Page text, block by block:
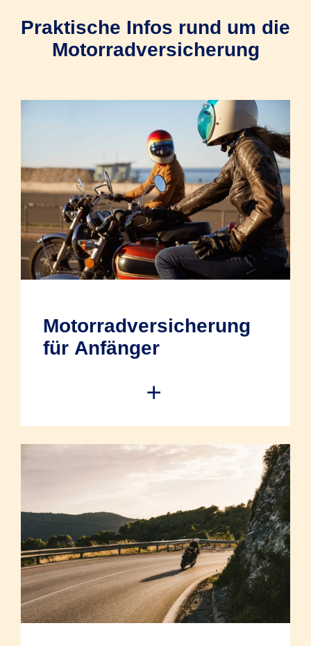
Praktische Infos rund um die
Motorradversicherung
Motorradversicherung
für Anfänger
Der Start in die Motorradwelt ist
Fahranfänger haben ein erhöhtes
Unfallrisiko, was sich auf die Kosten der
Versicherung auswirkt. Umso wichtiger ist
es, von Anfang an gut abgesichert zu
sein. Wenn Sie wissen, welche
Versicherung für Sie sinnvoll ist und wie